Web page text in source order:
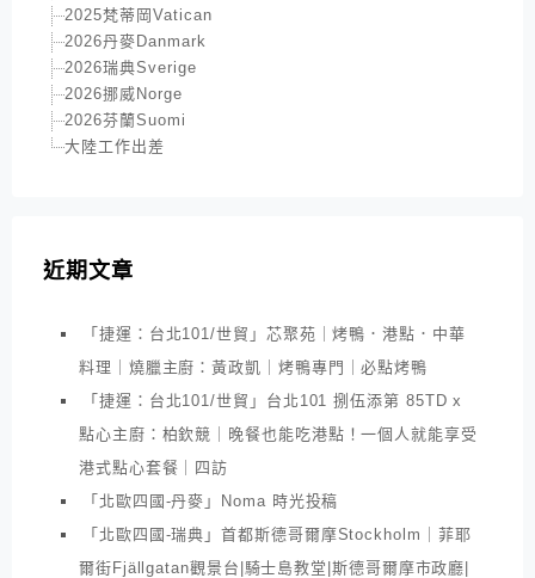
2025梵蒂岡Vatican
2026丹麥Danmark
2026瑞典Sverige
2026挪威Norge
2026芬蘭Suomi
大陸工作出差
近期文章
「捷運：台北101/世貿」芯聚苑｜烤鴨．港點．中華
料理｜燒臘主廚：黃政凱｜烤鴨專門｜必點烤鴨
「捷運：台北101/世貿」台北101 捌伍添第 85TD x
點心主廚：柏欽競｜晚餐也能吃港點！一個人就能享受
港式點心套餐｜四訪
「北歐四國-丹麥」Noma 時光投稿
「北歐四國-瑞典」首都斯德哥爾摩Stockholm｜菲耶
爾街Fjällgatan觀景台|騎士島教堂|斯德哥爾摩市政廳|